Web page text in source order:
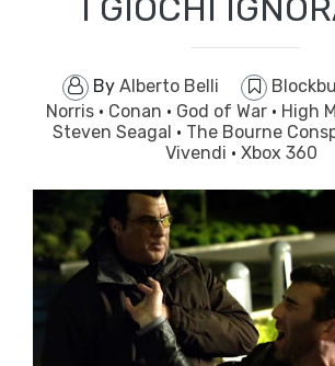
I GIOCHI
By Alberto Belli
Norris · Conan · God of War · High
Steven Seagal · The Bourne
Vivendi · Xbox 360